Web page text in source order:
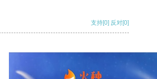
支持[0] 反对[0]
支持